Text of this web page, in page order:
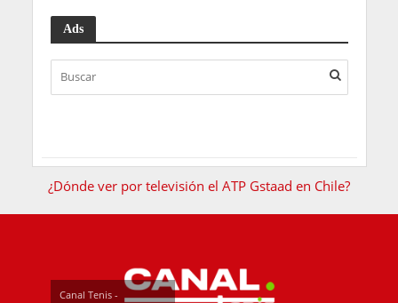
Ads
¿Dónde ver por televisión el ATP Gstaad en Chile?
Canal Tenis -